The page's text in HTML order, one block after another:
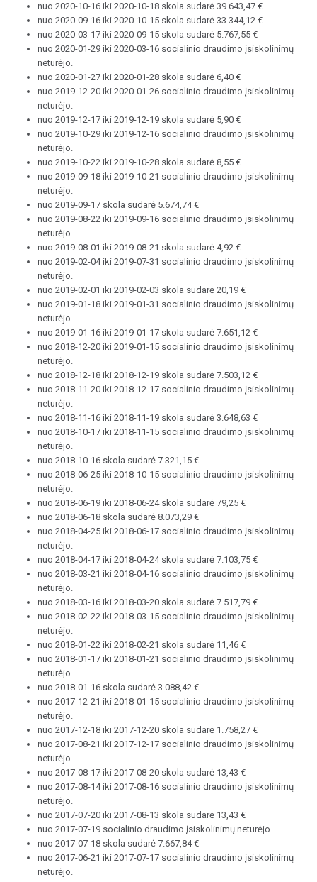
nuo 2020-10-16 iki 2020-10-18 skola sudarė 39.643,47 €
nuo 2020-09-16 iki 2020-10-15 skola sudarė 33.344,12 €
nuo 2020-03-17 iki 2020-09-15 skola sudarė 5.767,55 €
nuo 2020-01-29 iki 2020-03-16 socialinio draudimo įsiskolinimų
neturėjo.
nuo 2020-01-27 iki 2020-01-28 skola sudarė 6,40 €
nuo 2019-12-20 iki 2020-01-26 socialinio draudimo įsiskolinimų
neturėjo.
nuo 2019-12-17 iki 2019-12-19 skola sudarė 5,90 €
nuo 2019-10-29 iki 2019-12-16 socialinio draudimo įsiskolinimų
neturėjo.
nuo 2019-10-22 iki 2019-10-28 skola sudarė 8,55 €
nuo 2019-09-18 iki 2019-10-21 socialinio draudimo įsiskolinimų
neturėjo.
nuo 2019-09-17 skola sudarė 5.674,74 €
nuo 2019-08-22 iki 2019-09-16 socialinio draudimo įsiskolinimų
neturėjo.
nuo 2019-08-01 iki 2019-08-21 skola sudarė 4,92 €
nuo 2019-02-04 iki 2019-07-31 socialinio draudimo įsiskolinimų
neturėjo.
nuo 2019-02-01 iki 2019-02-03 skola sudarė 20,19 €
nuo 2019-01-18 iki 2019-01-31 socialinio draudimo įsiskolinimų
neturėjo.
nuo 2019-01-16 iki 2019-01-17 skola sudarė 7.651,12 €
nuo 2018-12-20 iki 2019-01-15 socialinio draudimo įsiskolinimų
neturėjo.
nuo 2018-12-18 iki 2018-12-19 skola sudarė 7.503,12 €
nuo 2018-11-20 iki 2018-12-17 socialinio draudimo įsiskolinimų
neturėjo.
nuo 2018-11-16 iki 2018-11-19 skola sudarė 3.648,63 €
nuo 2018-10-17 iki 2018-11-15 socialinio draudimo įsiskolinimų
neturėjo.
nuo 2018-10-16 skola sudarė 7.321,15 €
nuo 2018-06-25 iki 2018-10-15 socialinio draudimo įsiskolinimų
neturėjo.
nuo 2018-06-19 iki 2018-06-24 skola sudarė 79,25 €
nuo 2018-06-18 skola sudarė 8.073,29 €
nuo 2018-04-25 iki 2018-06-17 socialinio draudimo įsiskolinimų
neturėjo.
nuo 2018-04-17 iki 2018-04-24 skola sudarė 7.103,75 €
nuo 2018-03-21 iki 2018-04-16 socialinio draudimo įsiskolinimų
neturėjo.
nuo 2018-03-16 iki 2018-03-20 skola sudarė 7.517,79 €
nuo 2018-02-22 iki 2018-03-15 socialinio draudimo įsiskolinimų
neturėjo.
nuo 2018-01-22 iki 2018-02-21 skola sudarė 11,46 €
nuo 2018-01-17 iki 2018-01-21 socialinio draudimo įsiskolinimų
neturėjo.
nuo 2018-01-16 skola sudarė 3.088,42 €
nuo 2017-12-21 iki 2018-01-15 socialinio draudimo įsiskolinimų
neturėjo.
nuo 2017-12-18 iki 2017-12-20 skola sudarė 1.758,27 €
nuo 2017-08-21 iki 2017-12-17 socialinio draudimo įsiskolinimų
neturėjo.
nuo 2017-08-17 iki 2017-08-20 skola sudarė 13,43 €
nuo 2017-08-14 iki 2017-08-16 socialinio draudimo įsiskolinimų
neturėjo.
nuo 2017-07-20 iki 2017-08-13 skola sudarė 13,43 €
nuo 2017-07-19 socialinio draudimo įsiskolinimų neturėjo.
nuo 2017-07-18 skola sudarė 7.667,84 €
nuo 2017-06-21 iki 2017-07-17 socialinio draudimo įsiskolinimų
neturėjo.